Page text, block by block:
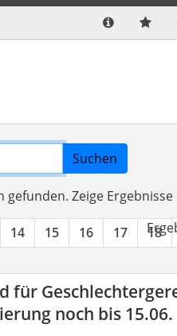
Suchen
gefunden. Zeige
14 15 16 17 18
für
noch bis 15.06.